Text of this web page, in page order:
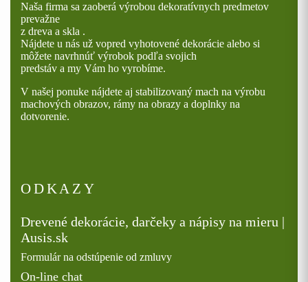
Naša firma sa zaoberá výrobou dekoratívnych predmetov
prevažne
z dreva a skla .
Nájdete u nás už vopred vyhotovené dekorácie alebo si
môžete navrhnúť výrobok podľa svojich
predstáv a my Vám ho vyrobíme.
V našej ponuke nájdete aj stabilizovaný mach na výrobu
machových obrazov, rámy na obrazy a doplnky na
dotvorenie.
ODKAZY
Drevené dekorácie, darčeky a nápisy na mieru |
Ausis.sk
Formulár na odstúpenie od zmluvy
On-line chat